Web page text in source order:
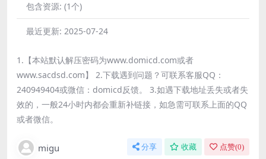
包含资源: (1个)
最近更新: 2025-07-24
1.【本站默认解压密码为www.domicd.com或者
www.sacdsd.com】 2.下载遇到问题？可联系客服QQ：
240949404或微信：domicd反馈。 3.如遇下载地址丢失或者失
效的，一般24小时内都会重新补链接，如急需可联系上面的QQ
或者微信。
migu 分享 收藏 点赞(0)